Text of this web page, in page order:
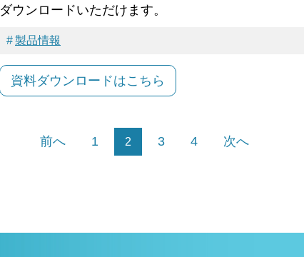
ダウンロードいただけます。
製品情報
資料ダウンロードはこちら
前へ 1 2 3 4 次へ